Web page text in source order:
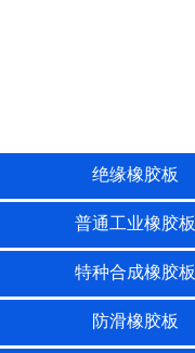
绝缘橡胶板
普通工业橡胶板
特种合成橡胶板
防滑橡胶板